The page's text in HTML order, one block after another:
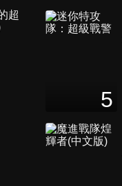
5